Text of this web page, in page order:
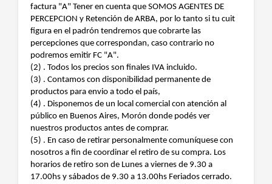
factura "A" Tener en cuenta que SOMOS AGENTES DE
PERCEPCION y Retención de ARBA, por lo tanto si tu cuit
figura en el padrón tendremos que cobrarte las
percepciones que correspondan, caso contrario no
podremos emitir FC "A".
(2) . Todos los precios son finales IVA incluido.
(3) . Contamos con disponibilidad permanente de
productos para envio a todo el país,
(4) . Disponemos de un local comercial con atención al
público en Buenos Aires, Morón donde podés ver
nuestros productos antes de comprar.
(5) . En caso de retirar personalmente comuníquese con
nosotros a fin de coordinar el retiro de su compra. Los
horarios de retiro son de Lunes a viernes de 9.30 a
17.00hs y sábados de 9.30 a 13.00hs Feriados cerrado.